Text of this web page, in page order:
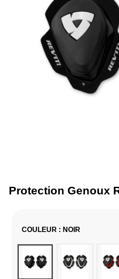
Protection Genoux
COULEUR : NOIR